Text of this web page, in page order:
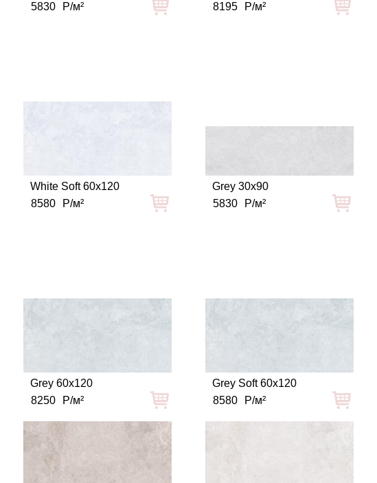
5830
Р/м²
8195
Р/м²
White Soft 60x120
8580
Р/м²
Grey 30x90
5830
Р/м²
Grey 60x120
8250
Р/м²
Grey Soft 60x120
8580
Р/м²